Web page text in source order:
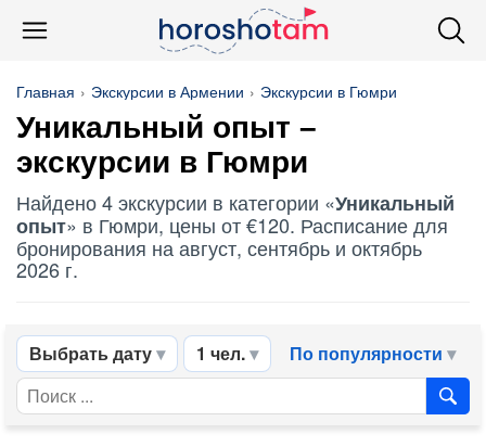
Главная Экскурсии в Армении Экскурсии в Гюмри
Уникальный опыт –
экскурсии в Гюмри
Найдено 4 экскурсии в категории «Уникальный
опыт» в Гюмри, цены от €120. Расписание для
бронирования на август, сентябрь и октябрь
2026 г.
Выбрать дату 1 чел. По популярности